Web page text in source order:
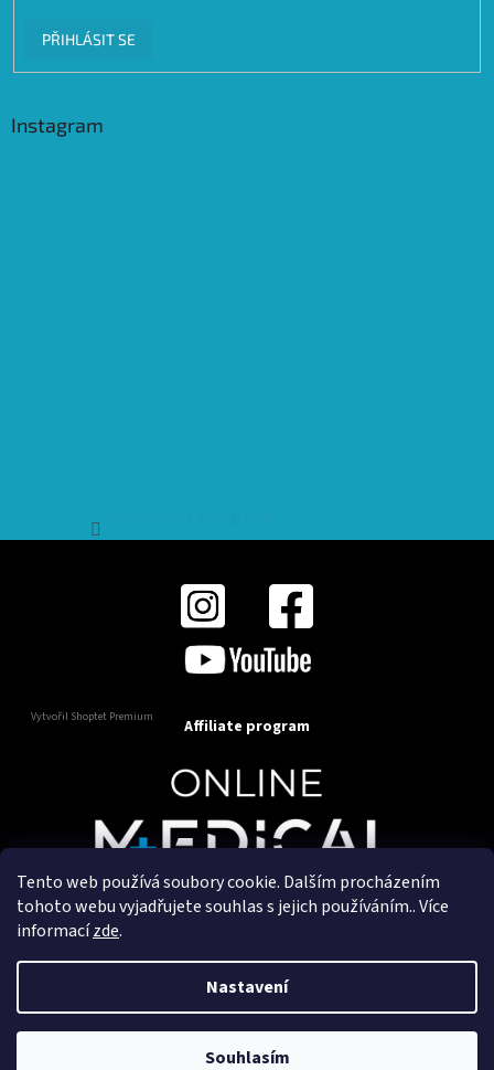
Tento web používá soubory cookie. Dalším procházením
tohoto webu vyjadřujete souhlas s jejich používáním.. Více
informacízde.
Nastavení
Souhlasím
PŘIHLÁSIT SE
Instagram
Vytvořil Shoptet Premium Affiliate program
Copyright 2025OnlineMedical.cz. Všechna práva
Vytvořil a marketingově zajišťuje